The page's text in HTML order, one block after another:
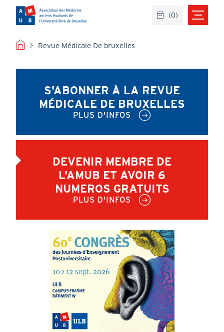
contenu
principal
FIL
Revue Médicale De bruxelles
S'ABONNER À LA REVUE
MÉDICALE DE BRUXELLES
PLUS D'INFOS
DEVENIR MEMBRE DE
L'AMUB ET AVOIR 6
NUMEROS GRATUITS
PLUS D'INFOS
(0)